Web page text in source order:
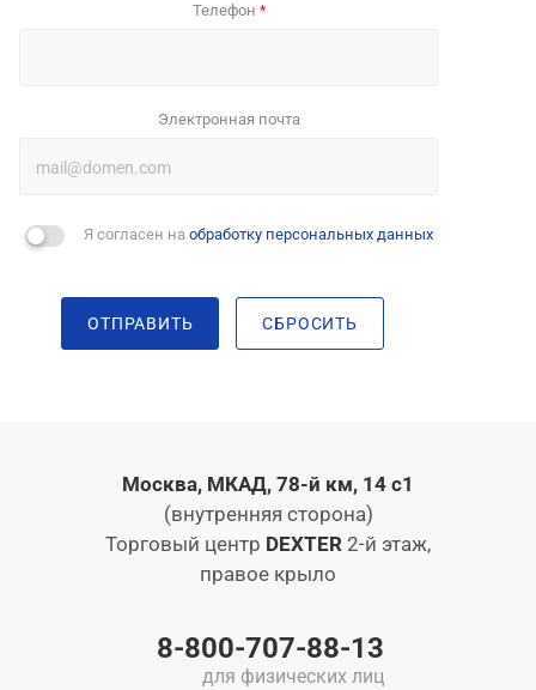
Телефон *
Электронная почта
Я согласен на обработку персональных данных
ОТПРАВИТЬ СБРОСИТЬ
Москва, МКАД, 78-й км, 14 с1
(внутренняя сторона)
Торговый центр DEXTER 2-й этаж,
правое крыло
8-800-707-88-13
для физических лиц